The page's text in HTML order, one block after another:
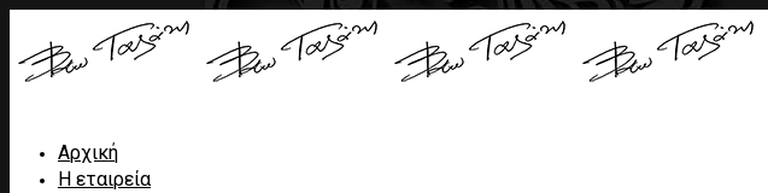
Αρχική
Η εταιρεία